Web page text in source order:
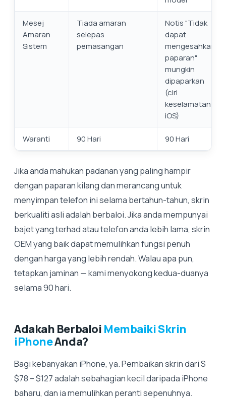
Mesej
Amaran
Sistem
Tiada amaran
selepas
pemasangan
Notis "Tidak
dapat
mengesahkan
paparan"
mungkin
dipaparkan
(ciri
keselamatan
iOS)
Waranti 90 Hari 90 Hari
Jika anda mahukan padanan yang paling hampir
dengan paparan kilang dan merancang untuk
menyimpan telefon ini selama bertahun-tahun, skrin
berkualiti asli adalah berbaloi. Jika anda mempunyai
bajet yang terhad atau telefon anda lebih lama, skrin
OEM yang baik dapat memulihkan fungsi penuh
dengan harga yang lebih rendah. Walau apa pun,
tetapkan jaminan — kami menyokong kedua-duanya
selama 90 hari.
Adakah Berbaloi Membaiki Skrin
iPhoneAnda?
Bagi kebanyakan iPhone, ya. Pembaikan skrin dari S
$78 – $127 adalah sebahagian kecil daripada iPhone
baharu, dan ia memulihkan peranti sepenuhnya.